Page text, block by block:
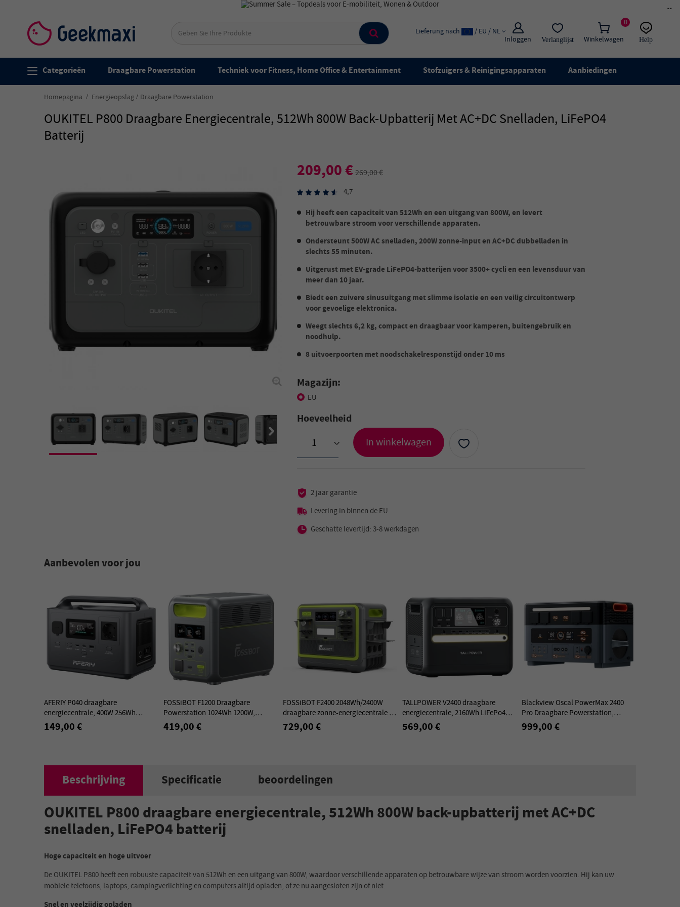
×
0
Winkelwagen
Inloggen Verlanglijst
Lieferung nach / EU / NL
Help
Live chat
Categorieën Draagbare Powerstation Techniek voor Fitness, Home Office & Entertainment Stofzuigers & Reinigingsapparaten Aanbiedingen
Homepagina Energieopslag Draagbare Powerstation
OUKITEL P800 Draagbare Energiecentrale, 512Wh 800W Back-Upbatterij Met AC+DC Snelladen, LiFePO4
Batterij
209,00 €269,00 €
4,7
Hij heeft een capaciteit van 512Wh en een uitgang van 800W, en levert
betrouwbare stroom voor verschillende apparaten.
Ondersteunt 500W AC snelladen, 200W zonne-input en AC+DC dubbelladen in
slechts 55 minuten.
Uitgerust met EV-grade LiFePO4-batterijen voor 3500+ cycli en een levensduur van
meer dan 10 jaar.
Biedt een zuivere sinusuitgang met slimme isolatie en een veilig circuitontwerp
voor gevoelige elektronica.
Weegt slechts 6,2 kg, compact en draagbaar voor kamperen, buitengebruik en
noodhulp.
8 uitvoerpoorten met noodschakelresponstijd onder 10 ms
Magazijn:
EU
Hoeveelheid
> In winkelwagen
2 jaar garantie
Levering in binnen de EU
Geschatte levertijd: 3-8 werkdagen
Aanbevolen voor jou
AFERIY P040 draagbare
energiecentrale, 400W 256Wh
buitengenerator, 5 uitgangen, 1,2H
volledige lading
149,00 €
FOSSiBOT F1200 Draagbare
Powerstation 1024Wh 1200W,
Zonnengenerator met LiFePO4-
accu, Snelladen 0–80% in 49 min
419,00 €
FOSSiBOT F2400 2048Wh/2400W
draagbare zonne-energiecentrale -
Groen
729,00 €
TALLPOWER V2400 draagbare
energiecentrale, 2160Wh LiFePo4
zonnegenerator, 2400W AC uitgang,
UPS, 13 uitgangen
569,00 €
Blackview Oscal PowerMax 2400
Pro Draagbare Powerstation,
2016 Wh 2400 W LiFePO4 Batterij
999,00 €
Beschrijving Specificatie beoordelingen
OUKITEL P800 draagbare energiecentrale, 512Wh 800W back-upbatterij met AC+DC
snelladen, LiFePO4 batterij
Hoge capaciteit en hoge uitvoer
De OUKITEL P800 heeft een robuuste capaciteit van 512Wh en een uitgang van 800W, waardoor verschillende apparaten op betrouwbare wijze van stroom worden voorzien. Hij kan uw
mobiele telefoons, laptops, campingverlichting en computers altijd opladen, of ze nu aangesloten zijn of niet.
Snel en veelzijdig opladen